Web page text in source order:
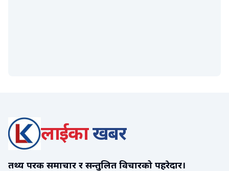
लाईका खबर
तथ्य परक समाचार र सन्तुलित विचारको पहरेदार।